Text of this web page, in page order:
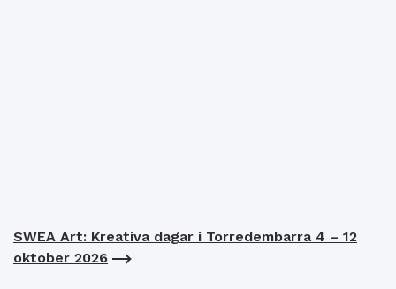
SWEA Art: Kreativa dagar i Torredembarra 4 – 12
oktober 2026